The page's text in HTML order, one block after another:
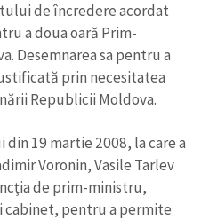
de încredere acordat
a doua oară Prim-
Desemnarea sa pentru a
prin necesitatea
Republicii Moldova.
19 martie 2008, la care a
Voronin, Vasile Tarlev
de prim-ministru,
pentru a permite